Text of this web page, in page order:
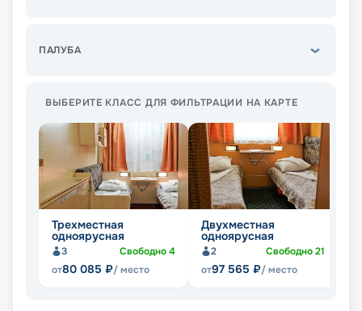
ПАЛУБА
ВЫБЕРИТЕ КЛАСС ДЛЯ ФИЛЬТРАЦИИ НА КАРТЕ
Трехместная
одноярусная
3 Свободно4
от80 085 ₽/ место
Двухместная
одноярусная
2 Свободно21
от97 565 ₽/ место